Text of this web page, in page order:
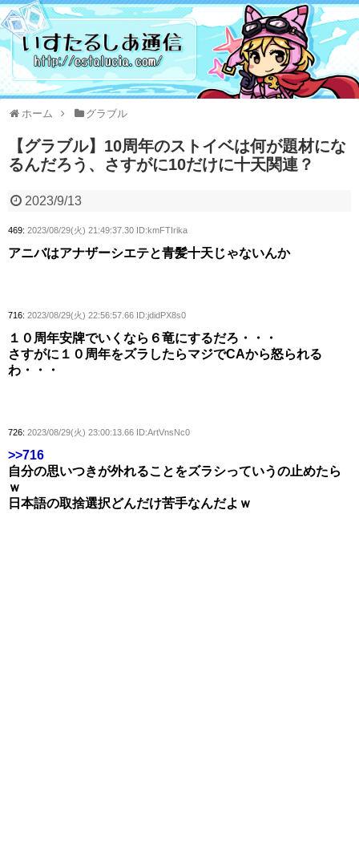
ホーム グラブル
【グラブル】10周年のストイベは何が題材にな
るんだろう、さすがに10だけに十天関連？
2023/9/13
469: 2023/08/29(火) 21:49:37.30 ID:kmFTIrika
アニバはアナザーシエテと青髪十天じゃないんか
716: 2023/08/29(火) 22:56:57.66 ID:jdidPX8s0
１０周年安牌でいくなら６竜にするだろ・・・
さすがに１０周年をズラしたらマジでCAから怒られる
わ・・・
726: 2023/08/29(火) 23:00:13.66 ID:ArtVnsNc0
>>716
自分の思いつきが外れることをズラシっていうの止めたら
ｗ
日本語の取捨選択どんだけ苦手なんだよｗ